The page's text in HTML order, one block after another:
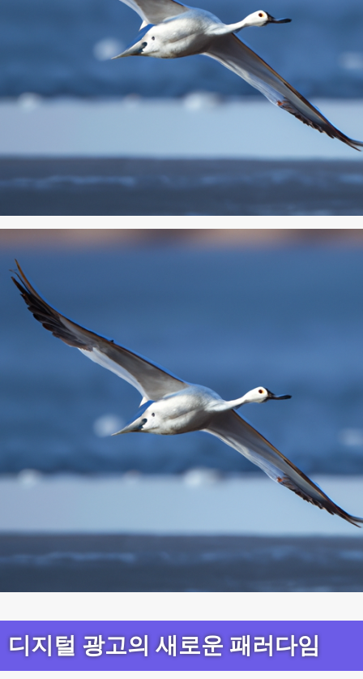
디지털 광고의 새로운 패러다임